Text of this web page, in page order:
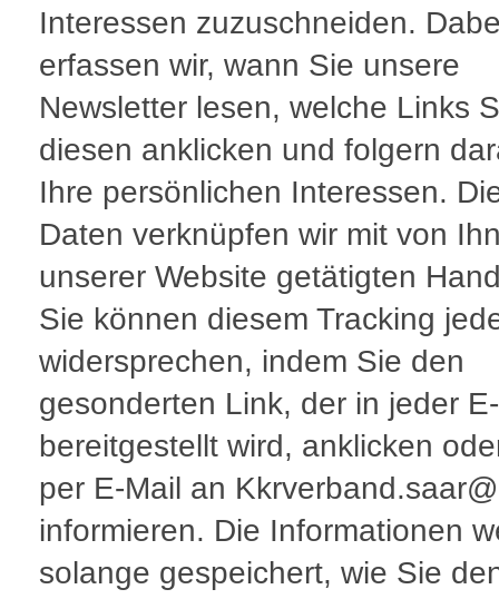
Interessen zuzuschneiden.
erfassen wir, wann Sie unsere
Newsletter lesen, welche Links
diesen anklicken und folgern
Ihre persönlichen Interessen.
Daten verknüpfen wir mit von
unserer Website getätigten
Sie können diesem Tracking
widersprechen, indem Sie den
gesonderten Link, der in jeder
bereitgestellt wird, anklicken
per E-Mail an
informieren. Die Informationen
solange gespeichert, wie Sie